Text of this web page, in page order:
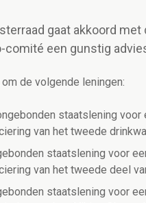
gaat akkoord
comité een gunstig
om de volgende leningen:
staatslening voor
van het tweede
staatslening voor
van het tweede deel
staatslening voor